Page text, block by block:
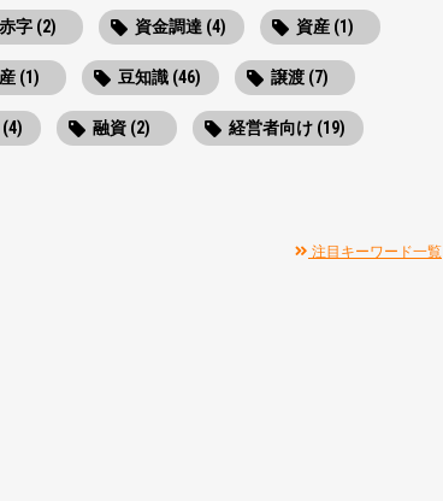
赤字 (2) 資金調達 (4) 資産 (1)
(1) 豆知識 (46) 譲渡 (7)
融資 (2) 経営者向け (19)
注目キーワード一覧